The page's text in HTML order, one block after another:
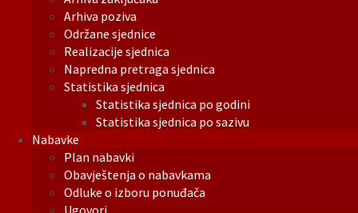
Arhiva poziva
Održane sjednice
Realizacije sjednica
Napredna pretraga sjednica
Statistika sjednica
Statistika sjednica po godini
Statistika sjednica po sazivu
Nabavke
Plan nabavki
Obavještenja o nabavkama
Odluke o izboru ponuđača